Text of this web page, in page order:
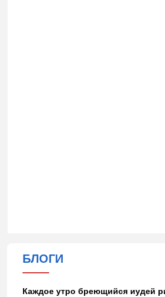
БЛОГИ
Каждое утро бреющийся иудей